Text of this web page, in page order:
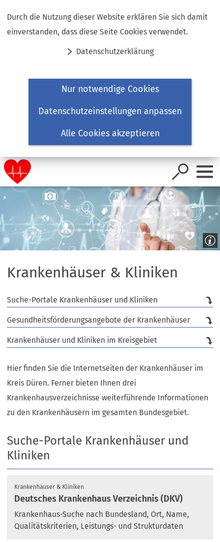
Durch die Nutzung dieser Website erklären Sie sich damit
einverstanden, dass diese Seite Cookies verwendet.
Datenschutzerklärung
Nur notwendige Cookies
Datenschutzeinstellungen anpassen
Alle Cookies akzeptieren
Inhalt anspringen
Krankenhäuser & Kliniken
Suche-Portale Krankenhäuser und Kliniken
Gesundheitsförderungsangebote der Krankenhäuser
Krankenhäuser und Kliniken im Kreisgebiet
Hier finden Sie die Internetseiten der Krankenhäuser im
Kreis Düren. Ferner bieten Ihnen drei
Krankenhausverzeichnisse weiterführende Informationen
zu den Krankenhäusern im gesamten Bundesgebiet.
Suche-Portale Krankenhäuser und
Kliniken
Krankenhäuser & Kliniken
Deutsches Krankenhaus Verzeichnis (DKV)
Krankenhaus-Suche nach Bundesland, Ort, Name,
Qualitätskriterien, Leistungs- und Strukturdaten